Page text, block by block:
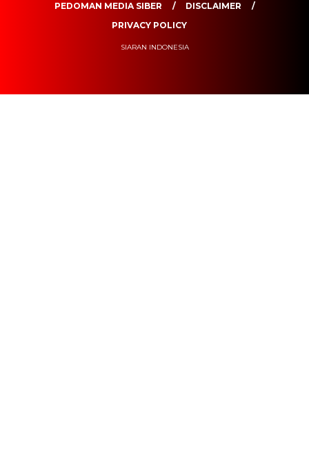
PEDOMAN MEDIA SIBER
DISCLAIMER
PRIVACY POLICY
SIARAN INDONESIA